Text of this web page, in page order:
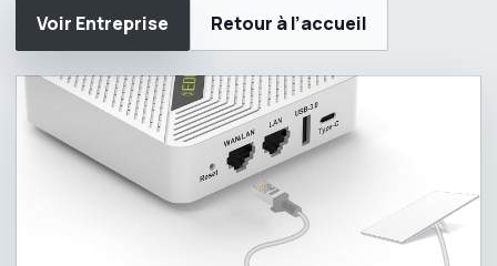
Voir Entreprise Retour à l’accueil